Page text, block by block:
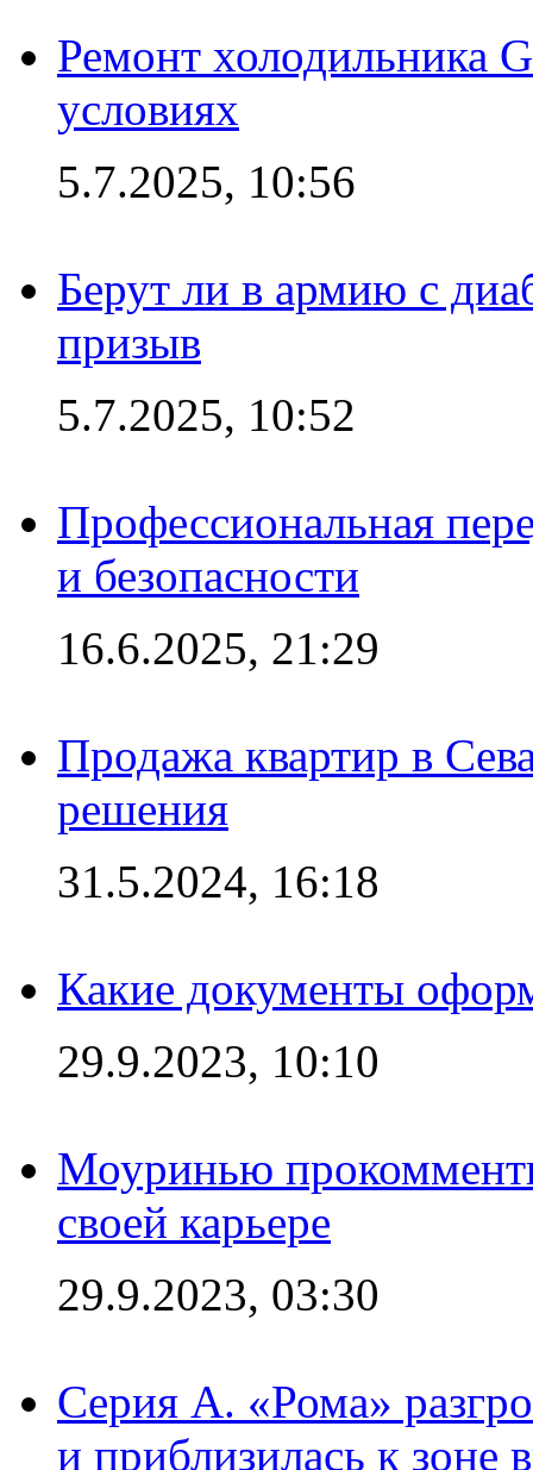
Ремонт холодильника
условиях
5.7.2025, 10:56
Берут ли в армию с
призыв
5.7.2025, 10:52
Профессиональная
и безопасности
16.6.2025, 21:29
Продажа квартир в
решения
31.5.2024, 16:18
Какие документы
29.9.2023, 10:10
Моуринью
своей карьере
29.9.2023, 03:30
Серия А. «Рома»
и приблизилась к зоне